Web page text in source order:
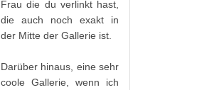
Frau die du verlinkt hast,
die auch noch exakt in
der Mitte der Gallerie ist.
Darüber hinaus, eine sehr
coole Gallerie, wenn ich